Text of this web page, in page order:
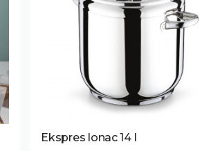
Ekspres lonac 14 l